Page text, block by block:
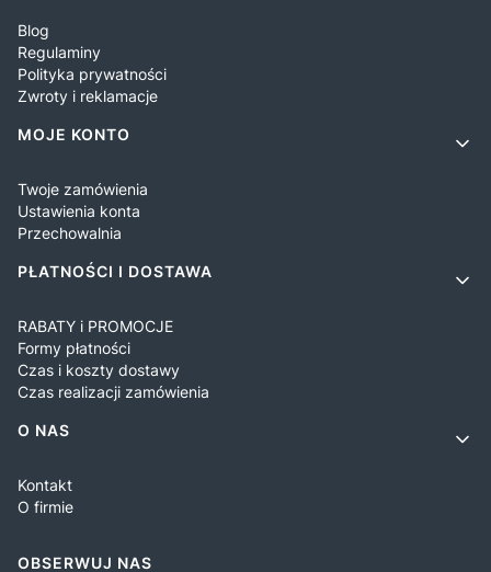
Blog
Regulaminy
Polityka prywatności
Zwroty i reklamacje
MOJE KONTO
Twoje zamówienia
Ustawienia konta
Przechowalnia
PŁATNOŚCI I DOSTAWA
RABATY i PROMOCJE
Formy płatności
Czas i koszty dostawy
Czas realizacji zamówienia
O NAS
Kontakt
O firmie
OBSERWUJ NAS